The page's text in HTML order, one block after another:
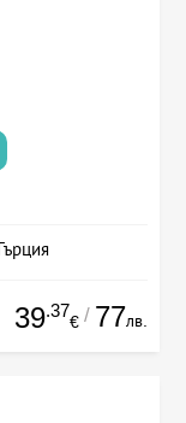
39.37
€ / 77лв.